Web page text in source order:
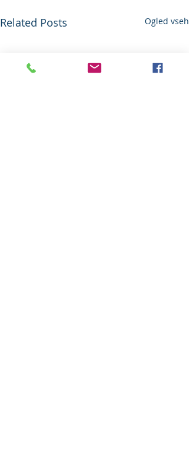
Related Posts Ogled vseh